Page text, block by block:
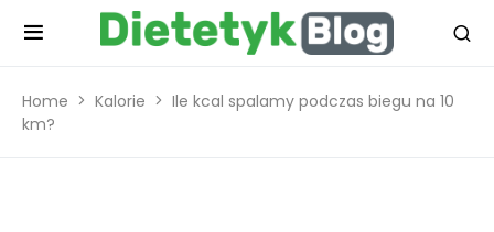
Home Kalorie
Ile kcal spalamy podczas biegu na 10
km?